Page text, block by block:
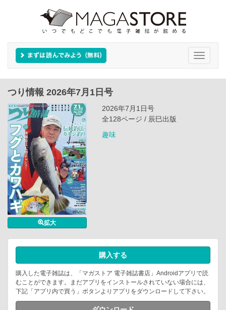
Toggle
つり情報 2026年7月1日号
拡大
2026年7月1日号
全128ページ / 辰巳出版
趣味
購入する
購入した電子雑誌は、「マガストア 電子雑誌書店」Androidアプリで読
むことができます。まだアプリをインストールされていない場合には、
下記「アプリ内で買う」ボタンよりアプリをダウンロードして下さい。